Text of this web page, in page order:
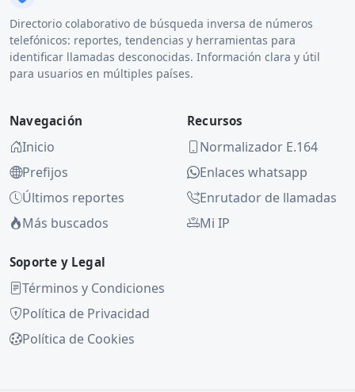
Directorio colaborativo de búsqueda inversa de números
telefónicos: reportes, tendencias y herramientas para
identificar llamadas desconocidas. Información clara y útil
para usuarios en múltiples países.
Navegación
Inicio
Prefijos
Últimos reportes
Más buscados
Recursos
Normalizador E.164
Enlaces whatsapp
Enrutador de llamadas
Mi IP
Soporte y Legal
Términos y Condiciones
Política de Privacidad
Política de Cookies